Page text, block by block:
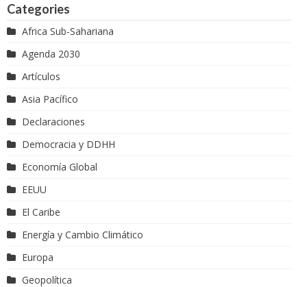
Categories
Africa Sub-Sahariana
Agenda 2030
Artículos
Asia Pacífico
Declaraciones
Democracia y DDHH
Economía Global
EEUU
El Caribe
Energía y Cambio Climático
Europa
Geopolítica